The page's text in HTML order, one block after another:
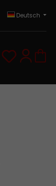
Deutsch
Du hast